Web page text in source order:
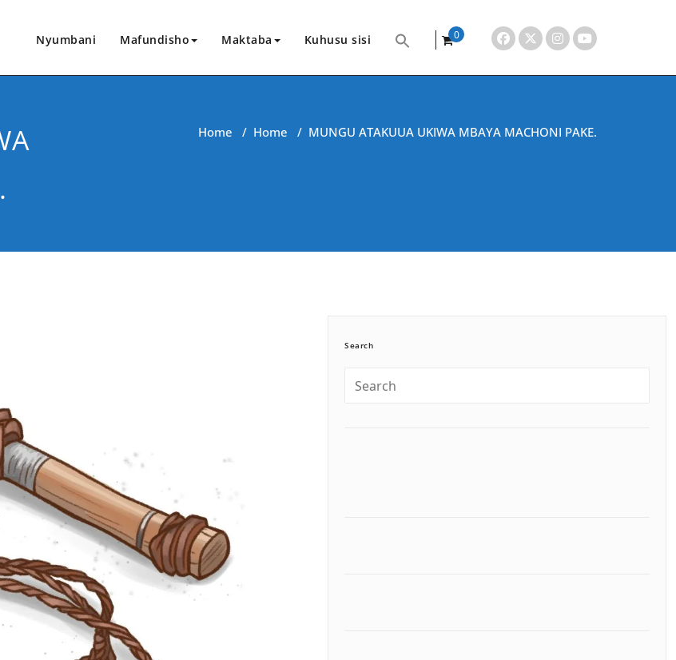
Nyumbani Mafundisho Maktaba Kuhusu sisi
0
Home / Home / MUNGU ATAKUUA UKIWA MBAYA MACHONI PAKE.
Search